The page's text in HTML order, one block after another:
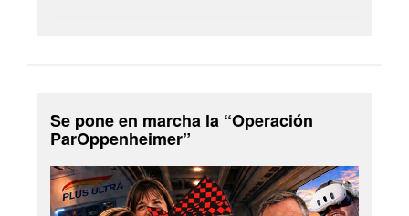
Se pone en marcha la “Operación
ParOppenheimer”